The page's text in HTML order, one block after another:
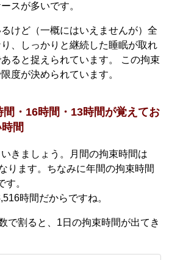
スが多いです。
けど（一概にはいえませんが）全
、しっかりと継続した睡眠が取れ
ると捉えられています。 この拘束
度が決められています。
・16時間・13時間が覚えてお
間
きましょう。月間の拘束時間は
ります。ちなみに年間の拘束時間
す。
時間だからですね。
で割ると、1日の拘束時間が出てき